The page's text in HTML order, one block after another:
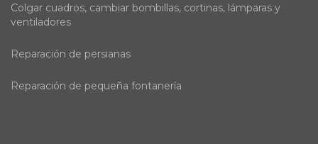
Colgar cuadros, cambiar bombillas, cortinas, lámparas y
ventiladores
Reparación de persianas
Reparación de pequeña fontanería